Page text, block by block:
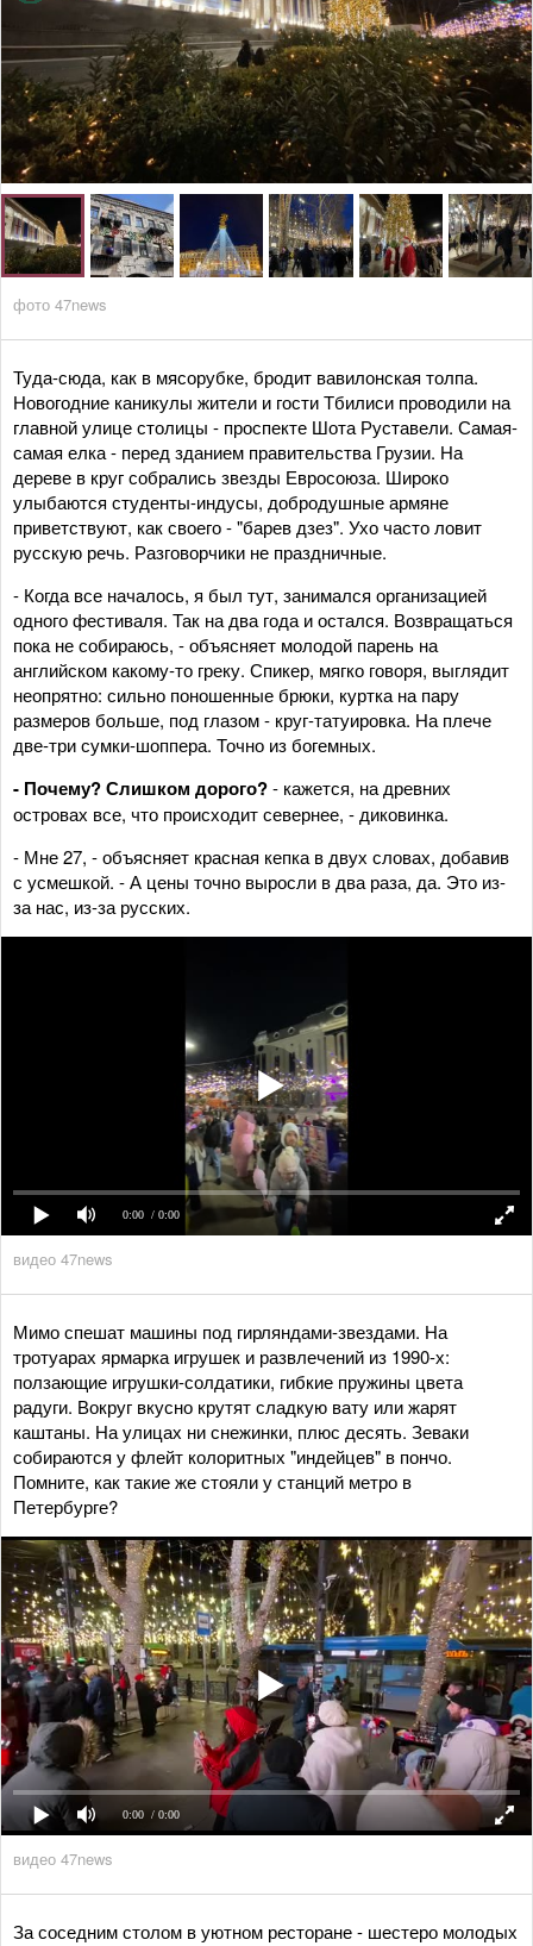
фото 47news
Туда-сюда, как в мясорубке, бродит вавилонская толпа.
Новогодние каникулы жители и гости Тбилиси проводили на
главной улице столицы - проспекте Шота Руставели. Самая-
самая елка - перед зданием правительства Грузии. На
дереве в круг собрались звезды Евросоюза. Широко
улыбаются студенты-индусы, добродушные армяне
приветствуют, как своего - "барев дзез". Ухо часто ловит
русскую речь. Разговорчики не праздничные.
- Когда все началось, я был тут, занимался организацией
одного фестиваля. Так на два года и остался. Возвращаться
пока не собираюсь, - объясняет молодой парень на
английском какому-то греку. Спикер, мягко говоря, выглядит
неопрятно: сильно поношенные брюки, куртка на пару
размеров больше, под глазом - круг-татуировка. На плече
две-три сумки-шоппера. Точно из богемных.
- Почему? Слишком дорого?- кажется, на древних
островах все, что происходит севернее, - диковинка.
- Мне 27, - объясняет красная кепка в двух словах, добавив
с усмешкой. - А цены точно выросли в два раза, да. Это из-
за нас, из-за русских.
0:00 / 0:00
видео 47news
Мимо спешат машины под гирляндами-звездами. На
тротуарах ярмарка игрушек и развлечений из 1990-х:
ползающие игрушки-солдатики, гибкие пружины цвета
радуги. Вокруг вкусно крутят сладкую вату или жарят
каштаны. На улицах ни снежинки, плюс десять. Зеваки
собираются у флейт колоритных "индейцев" в пончо.
Помните, как такие же стояли у станций метро в
Петербурге?
0:00 / 0:00
видео 47news
За соседним столом в уютном ресторане - шестеро молодых